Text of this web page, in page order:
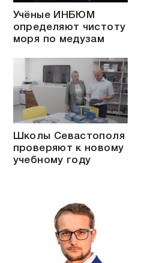
Учёные ИНБЮМ
определяют чистоту
моря по медузам
Школы Севастополя
проверяют к новому
учебному году